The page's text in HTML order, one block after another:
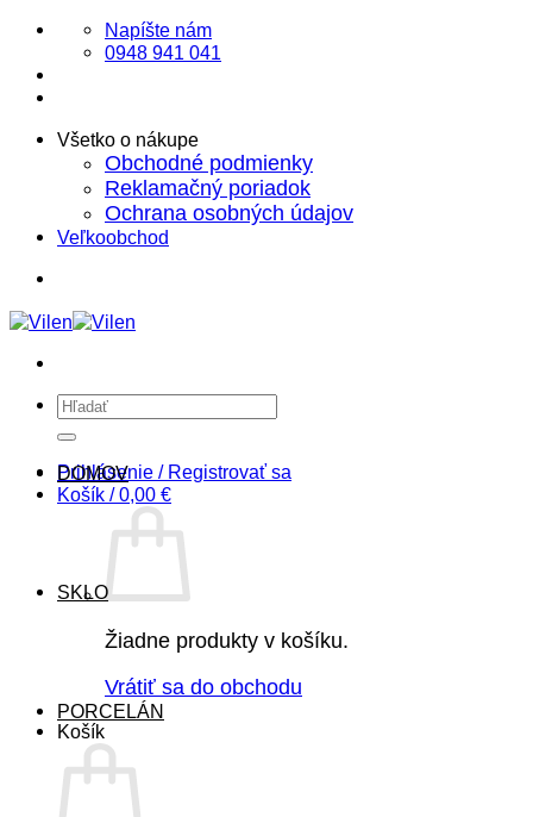
Skip
content
Napíšte nám
0948 941 041
Všetko o nákupe
Obchodné podmienky
Reklamačný poriadok
Ochrana osobných údajov
Veľkoobchod
Hľadať:
Prihlásenie / Registrovať sa
Košík /0,00 €
Žiadne produkty v košíku.
Vrátiť sa do obchodu
Košík
DOMOV
SKLO
PORCELÁN